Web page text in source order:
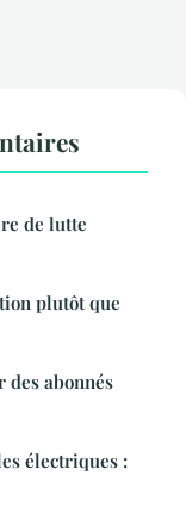
de lutte
plutôt que
abonnés
électriques :